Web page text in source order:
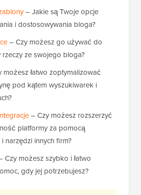
– Jakie są Twoje opcje
i dostosowywania bloga?
– Czy możesz go używać do
ze swojego bloga?
możesz łatwo zoptymalizować
pod kątem wyszukiwarek i
– Czy możesz rozszerzyć
platformy za pomocą
narzędzi innych firm?
Czy możesz szybko i łatwo
gdy jej potrzebujesz?